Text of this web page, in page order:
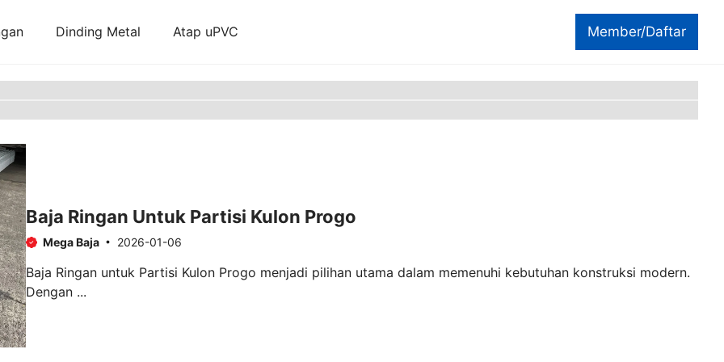
Member/Daftar
Dinding Metal Atap uPVC
Baja Ringan Untuk Partisi Kulon Progo
Mega Baja 2026-01-06
Baja Ringan untuk Partisi Kulon Progo menjadi pilihan utama dalam memenuhi kebutuhan konstruksi modern.
Dengan ...